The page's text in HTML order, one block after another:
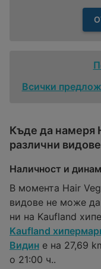
Всички
Къде да намеря
различни
Наличност и
В момента Hair
видове не може
ни на Kaufland
Kaufland
Видин е на 27,69
о 21:00 ч..